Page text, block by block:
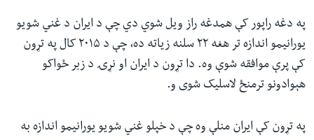
په دغه راپور کې همدغه راز ویل شوي دي چې د ایران د غني شويو
یورانیمو اندازه تر هغه ۲۲ سلنه زیاته ده، چې د ۲۰۱۵ کال په تړون
کې پرې موافقه شوې وه. دا تړون د ایران او نړۍ د زبر ځواکو
هېوادونو ترمنځ لاسلیک شوی و.
په تړون کې ایران منلې وه چې د خپلو غني شویو یورانیمو اندازه به